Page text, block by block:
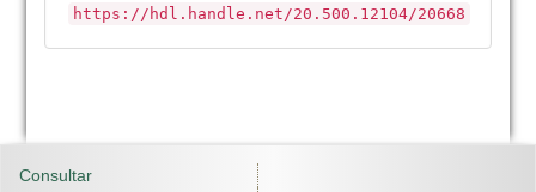
https://hdl.handle.net/20.500.12104/20668
Consultar